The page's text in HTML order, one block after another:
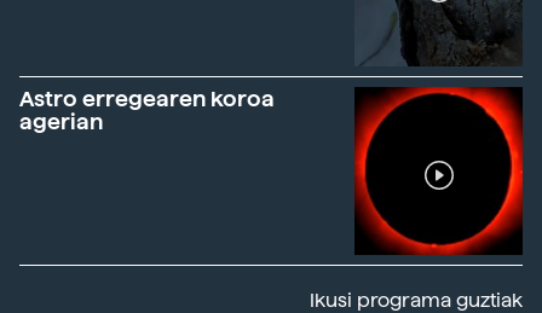
Astro erregearen koroa
agerian
Ikusi programa guztiak